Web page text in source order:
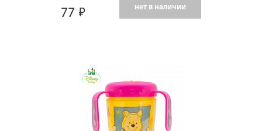
77 нет в наличии